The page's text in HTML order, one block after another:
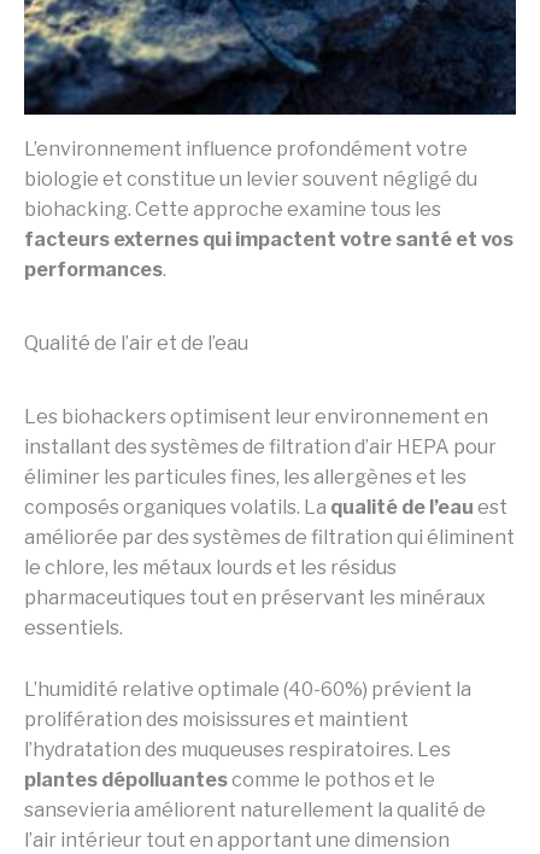
L’environnement influence profondément votre
biologie et constitue un levier souvent négligé du
biohacking. Cette approche examine tous les
facteurs externes qui impactent votre santé et vos
performances.
Qualité de l’air et de l’eau
Les biohackers optimisent leur environnement en
installant des systèmes de filtration d’air HEPA pour
éliminer les particules fines, les allergènes et les
composés organiques volatils. La qualité de l’eau est
améliorée par des systèmes de filtration qui éliminent
le chlore, les métaux lourds et les résidus
pharmaceutiques tout en préservant les minéraux
essentiels.
L’humidité relative optimale (40-60%) prévient la
prolifération des moisissures et maintient
l’hydratation des muqueuses respiratoires. Les
plantes dépolluantescomme le pothos et le
sansevieria améliorent naturellement la qualité de
l’air intérieur tout en apportant une dimension